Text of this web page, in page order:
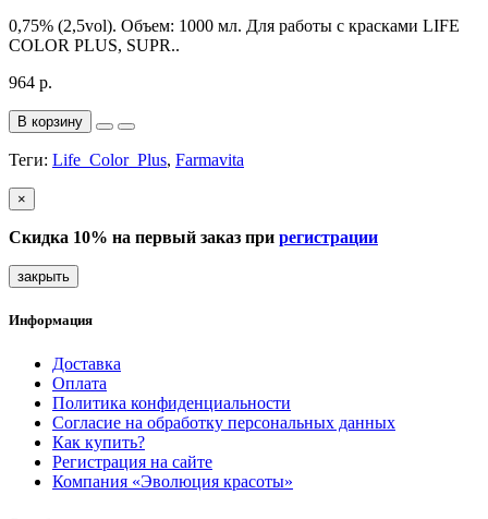
0,75% (2,5vol). Объем: 1000 мл. Для работы с красками LIFE
COLOR PLUS, SUPR..
964 р.
В корзину
Теги: Life_Color_Plus, Farmavita
×
Скидка 10% на первый заказ при регистрации
закрыть
Информация
Доставка
Оплата
Политика конфиденциальности
Согласие на обработку персональных данных
Как купить?
Регистрация на сайте
Компания «Эволюция красоты»